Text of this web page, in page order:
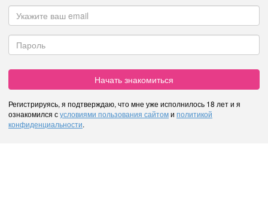
Начать знакомиться
Регистрируясь, я подтверждаю, что мне уже исполнилось 18 лет и я
ознакомился сусловиями пользования сайтоми политикой
конфиденциальности.